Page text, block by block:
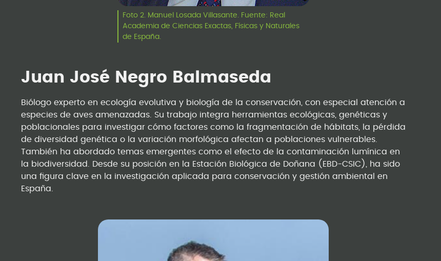
Foto 2. Manuel Losada Villasante. Fuente: Real
Academia de Ciencias Exactas, Físicas y Naturales
de España.
Juan José Negro Balmaseda
Biólogo experto en ecología evolutiva y biología de la conservación, con especial atención a
especies de aves amenazadas. Su trabajo integra herramientas ecológicas, genéticas y
poblacionales para investigar cómo factores como la fragmentación de hábitats, la pérdida
de diversidad genética o la variación morfológica afectan a poblaciones vulnerables.
También ha abordado temas emergentes como el efecto de la contaminación lumínica en
la biodiversidad. Desde su posición en la Estación Biológica de Doñana (EBD-CSIC), ha sido
una figura clave en la investigación aplicada para conservación y gestión ambiental en
España.